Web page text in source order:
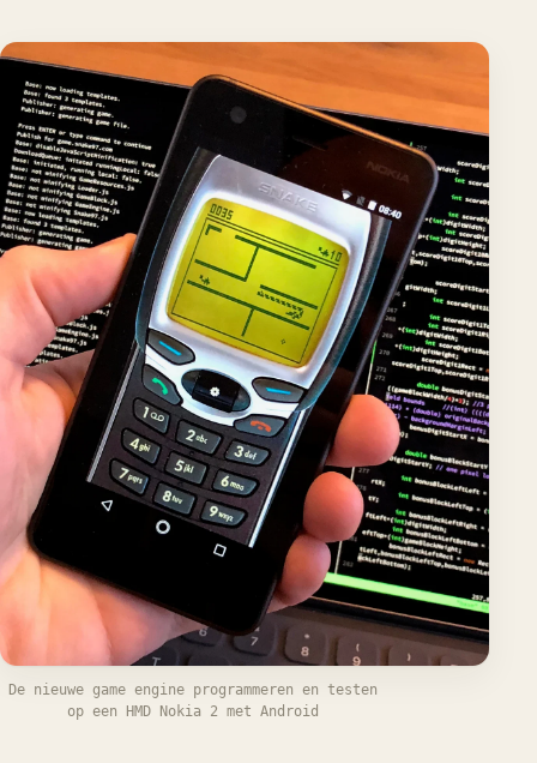
De nieuwe game engine programmeren en testen
op een HMD Nokia 2 met Android